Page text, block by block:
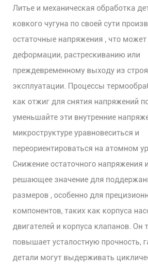
Литье и механическая обработка
ковкого чугуна по своей сути
остаточные напряжения , что может
деформации, растрескиванию или
преждевременному выходу из
эксплуатации. Процессы
какотжиг для снятия напряжений
уменьшайте эти внутренние
микроструктуре уравновеситься и
переориентироваться на атомном
Снижение остаточного напряжения
решающее значение для
размеров , особенно для
компонентов, таких как корпуса
двигателей и корпуса клапанов. Он
повышает усталостную прочность,
детали могут выдерживать